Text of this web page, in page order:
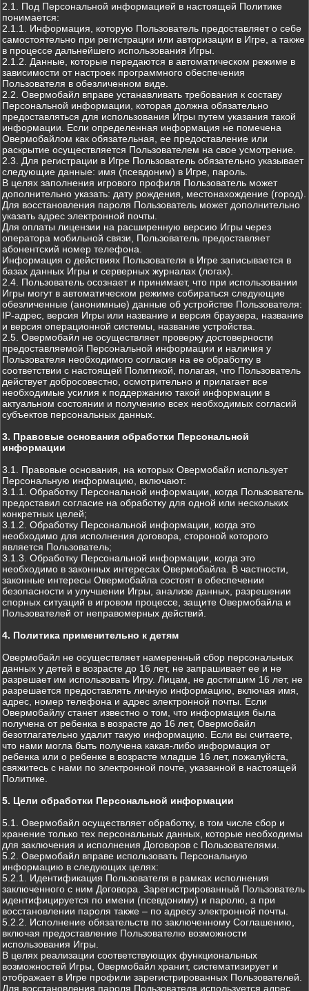
2.1. Под Персональной информацией в настоящей Политике
понимается:
2.1.1. Информация, которую Пользователь предоставляет о себе
самостоятельно при регистрации или авторизации в Игре, а также
в процессе дальнейшего использования Игры.
2.1.2. Данные, которые передаются в автоматическом режиме в
зависимости от настроек программного обеспечения
Пользователя в обезличенном виде.
2.2. Овермобайл вправе устанавливать требования к составу
Персональной информации, которая должна обязательно
предоставляться для использования Игры путем указания такой
информации. Если определенная информация не помечена
Овермобайлом как обязательная, ее предоставление или
раскрытие осуществляется Пользователем на свое усмотрение.
2.3. Для регистрации в Игре Пользователь обязательно указывает
следующие данные: имя (псевдоним) в Игре, пароль.
В целях заполнения игрового профиля Пользователь может
дополнительно указать: дату рождения, местонахождение (город).
Для восстановления пароля Пользователь может дополнительно
указать адрес электронной почты.
Для оплаты лицензии на расширенную версию Игры через
оператора мобильной связи, Пользователь предоставляет
абонентский номер телефона.
Информация о действиях Пользователя в Игре записывается в
базах данных Игры и серверных журналах (логах).
2.4. Пользователь осознает и принимает, что при использовании
Игры могут в автоматическом режиме собираться следующие
обезличенные (анонимные) данные об устройстве Пользователя:
IP-адрес, версия Игры или название и версия браузера, название
и версия операционной системы, название устройства.
2.5. Овермобайл не осуществляет проверку достоверности
предоставляемой Персональной информации и наличия у
Пользователя необходимого согласия на ее обработку в
соответствии с настоящей Политикой, полагая, что Пользователь
действует добросовестно, осмотрительно и прилагает все
необходимые усилия к поддержанию такой информации в
актуальном состоянии и получению всех необходимых согласий
субъектов персональных данных.
3. Правовые основания обработки Персональной
информации
3.1. Правовые основания, на которых Овермобайл использует
Персональную информацию, включают:
3.1.1. Обработку Персональной информации, когда Пользователь
предоставил согласие на обработку для одной или нескольких
конкретных целей;
3.1.2. Обработку Персональной информации, когда это
необходимо для исполнения договора, стороной которого
является Пользователь;
3.1.3. Обработку Персональной информации, когда это
необходимо в законных интересах Овермобайла. В частности,
законные интересы Овермобайла состоят в обеспечении
безопасности и улучшении Игры, анализе данных, разрешении
спорных ситуаций в игровом процессе, защите Овермобайла и
Пользователей от неправомерных действий.
4. Политика применительно к детям
Овермобайл не осуществляет намеренный сбор персональных
данных у детей в возрасте до 16 лет, не запрашивает ее и не
разрешает им использовать Игру. Лицам, не достигшим 16 лет, не
разрешается предоставлять личную информацию, включая имя,
адрес, номер телефона и адрес электронной почты. Если
Овермобайлу станет известно о том, что информация была
получена от ребенка в возрасте до 16 лет, Овермобайл
безотлагательно удалит такую информацию. Если вы считаете,
что нами могла быть получена какая-либо информация от
ребенка или о ребенке в возрасте младше 16 лет, пожалуйста,
свяжитесь с нами по электронной почте, указанной в настоящей
Политике.
5. Цели обработки Персональной информации
5.1. Овермобайл осуществляет обработку, в том числе сбор и
хранение только тех персональных данных, которые необходимы
для заключения и исполнения Договоров с Пользователями.
5.2. Овермобайл вправе использовать Персональную
информацию в следующих целях:
5.2.1. Идентификация Пользователя в рамках исполнения
заключенного с ним Договора. Зарегистрированный Пользователь
идентифицируется по имени (псевдониму) и паролю, а при
восстановлении пароля также – по адресу электронной почты.
5.2.2. Исполнение обязательств по заключенному Соглашению,
включая предоставление Пользователю возможности
использования Игры.
В целях реализации соответствующих функциональных
возможностей Игры, Овермобайл хранит, систематизирует и
отображает в Игре профили зарегистрированных Пользователей.
Для восстановления пароля Пользователя используется адрес